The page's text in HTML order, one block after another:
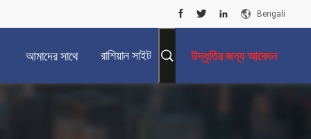
Bengali
আমাদের সাথে রাশিয়ান সাইট উদ্ধৃতির জন্য আবেদন